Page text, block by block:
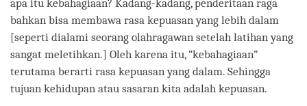
apa itu kebahagiaan? Kadang-kadang, penderitaan raga
bahkan bisa membawa rasa kepuasan yang lebih dalam
[seperti dialami seorang olahragawan setelah latihan yang
sangat meletihkan.] Oleh karena itu, “kebahagiaan”
terutama berarti rasa kepuasan yang dalam. Sehingga
tujuan kehidupan atau sasaran kita adalah kepuasan.